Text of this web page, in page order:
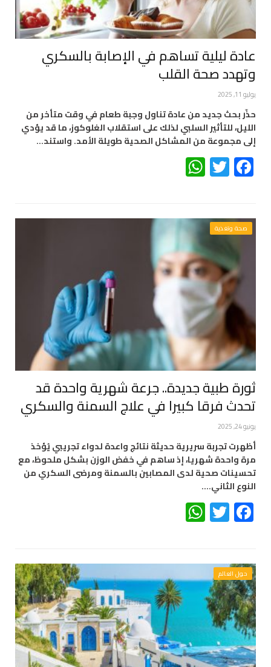
عادة ليلية تساهم في الإصابة بالسكري
وتهدد صحة القلب
يوليو 11, 2025
حذّر بحث جديد من عادة تناول وجبة طعام في وقت متأخر من
الليل، للتأثير السلبي لذلك على استقلاب الغلوكوز، ما قد يؤدي
إلى مجموعة من المشاكل الصحية طويلة الأمد. واستند…
Facebook
Twitter
صحة وتغذية
ثورة طبية جديدة.. جرعة شهرية واحدة قد
تحدث فرقا كبيرا في علاج السمنة والسكري
يونيو 24, 2025
أظهرت تجربة سريرية حديثة نتائج واعدة لدواء تجريبي يُؤخذ
مرة واحدة شهريا، إذ ساهم في خفض الوزن بشكل ملحوظ، مع
تحسينات صحية لدى المصابين بالسمنة ومرضى السكري من
النوع الثاني.…
Facebook
Twitter
حول العالم